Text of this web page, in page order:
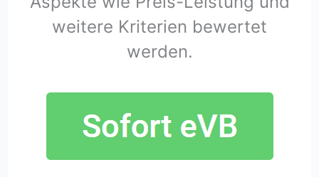
weitere Kriterien bewertet
werden.